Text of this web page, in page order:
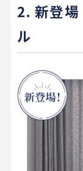
2. 新登場
ル